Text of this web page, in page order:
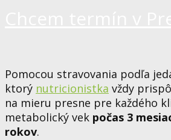
Pomocou stravovania podľa
ktorý nutricionistka vždy
na mieru presne pre každého
metabolický vek počas 3
rokov.